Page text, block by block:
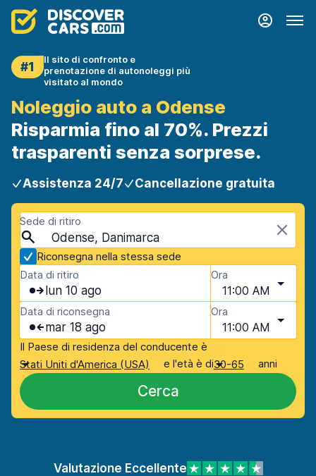
#1
Il sito di confronto e
prenotazione di autonoleggi più
visitato al mondo
Noleggio auto a Odense
Risparmia fino al 70%. Prezzi
trasparenti senza sorprese.
Assistenza 24/7 Cancellazione gratuita
Sede di ritiro
Odense, Danimarca
Riconsegna nella stessa sede
Data di ritiro
lun 10 ago
Ora
11:00 AM
Data di riconsegna
mar 18 ago
Ora
11:00 AM
Il Paese di residenza del conducente è
Stati Uniti d'America (USA)
e l'età è di30-65 anni
Cerca
Valutazione Eccellente